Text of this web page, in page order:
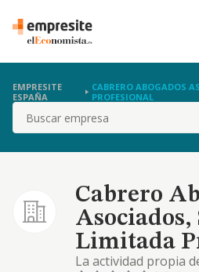
EMPRESITE
ESPAÑA
CABRERO ABOGADOS
PROFESIONAL
Buscar
Cabrero
Asociados,
Limitada
La actividad propia